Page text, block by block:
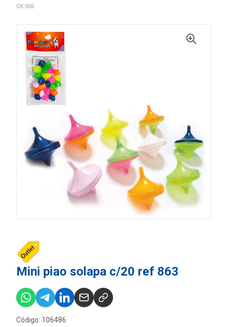
CX:006
Mini piao solapa c/20 ref 863
Código: 106486